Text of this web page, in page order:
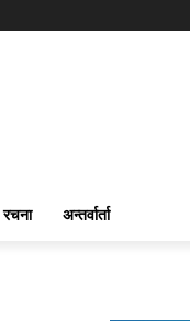
अन्तर्वार्ता